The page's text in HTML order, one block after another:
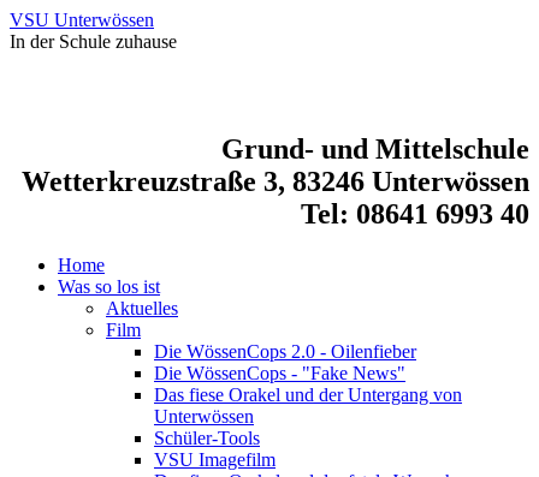
VSU Unterwössen
In der Schule zuhause
Grund- und Mittelschule
Wetterkreuzstraße 3, 83246 Unterwössen
Tel: 08641 6993 40
Home
Was so los ist
Aktuelles
Film
Die WössenCops 2.0 - Oilenfieber
Die WössenCops - "Fake News"
Das fiese Orakel und der Untergang von
Unterwössen
Schüler-Tools
VSU Imagefilm